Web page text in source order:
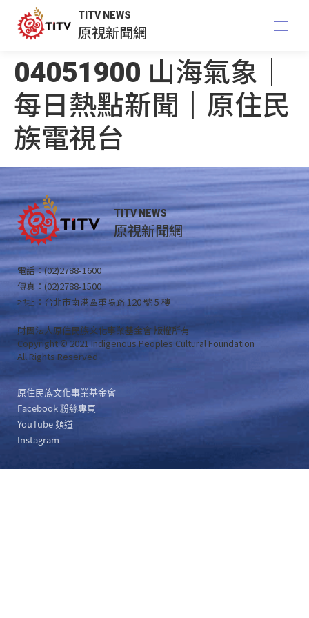
TITV NEWS
原視新聞網
04051900 山海氣象｜
每日熱點新聞｜原住民
族電視台
TITV NEWS
原視新聞網
電話：(02)2788-1600
傳真：(02)2788-1500
地址：台北市南港區重陽路 120 號 5 樓
財團法人原住民族文化事業基金會 版權所有
Copyright © 2021 Indigenous Peoples Cultural Foundation
All Rights Reserved .
原住民族文化事業基金會
Facebook 粉絲專頁
YouTube 頻道
Instagram